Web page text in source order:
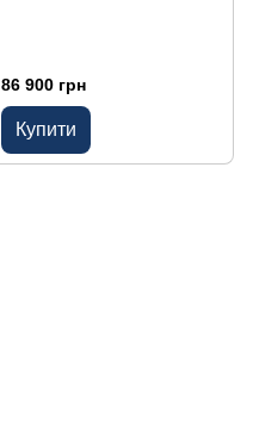
86 900 грн
Купити